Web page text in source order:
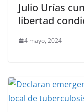
Julio Urías
libertad
4 mayo, 2024